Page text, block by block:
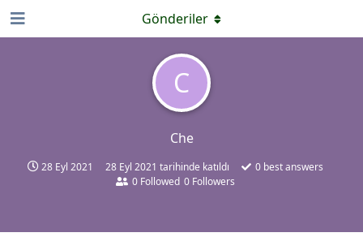
C
Che
28 Eyl 2021 28 Eyl 2021 tarihinde katıldı 0 best answers
0 Followed 0 Followers
Gönderiler